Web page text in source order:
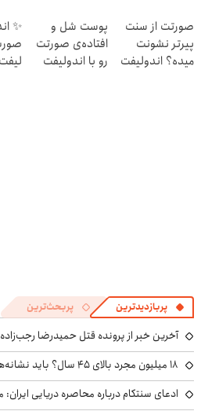
صورتت از سنت
پیرتر نشونت
میده؟ اندولیفت
پوست شل و
افتاده‌ی صورتت
رو با اندولیفت
✨
پربازدیدترین پربحث‌ترین
آخرین خبر از پرونده قتل حمیدرضا
۱۸ میلیون مجرد بالای ۴۵ سال؟ باید نشانه‌های بحران اجتماعی را جدی گرفت
ادعای سنتکام درباره محاصره دریایی ایران: مانع بیش